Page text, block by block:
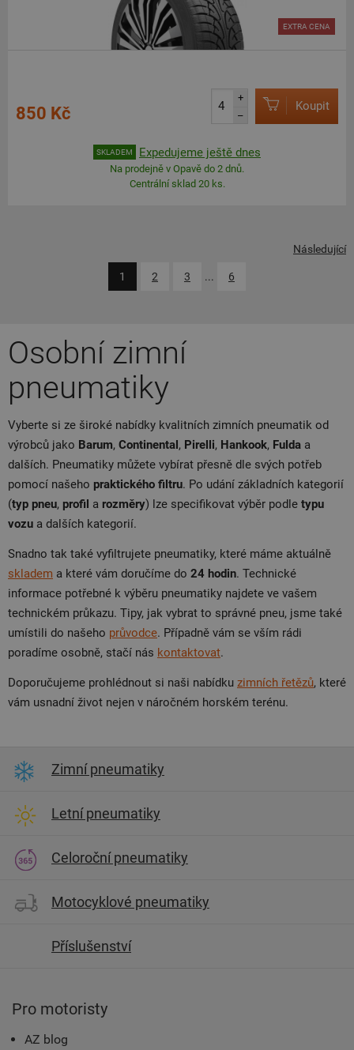
EXTRA CENA
850 Kč
+
–
Koupit
SKLADEM Expedujeme ještě dnes
Na prodejně v Opavě do 2 dnů.
Centrální sklad 20 ks.
1 2 3 ... 6
Následující
Osobní zimní
pneumatiky
Vyberte si ze široké nabídky kvalitních zimních pneumatik od
výrobců jako Barum, Continental, Pirelli, Hankook, Fulda a
dalších. Pneumatiky můžete vybírat přesně dle svých potřeb
pomocí našeho praktického filtru. Po udání základních kategorií
(typ pneu, profil a rozměry) lze specifikovat výběr podle typu
vozu a dalších kategorií.
Snadno tak také vyfiltrujete pneumatiky, které máme aktuálně
skladem a které vám doručíme do 24 hodin. Technické
informace potřebné k výběru pneumatiky najdete ve vašem
technickém průkazu. Tipy, jak vybrat to správné pneu, jsme také
umístili do našeho průvodce. Případně vám se vším rádi
poradíme osobně, stačí nás kontaktovat.
Doporučujeme prohlédnout si naši nabídku zimních řetězů, které
vám usnadní život nejen v náročném horském terénu.
Zimní pneumatiky
Letní pneumatiky
Celoroční pneumatiky
Motocyklové pneumatiky
Příslušenství
Pro motoristy
AZ blog